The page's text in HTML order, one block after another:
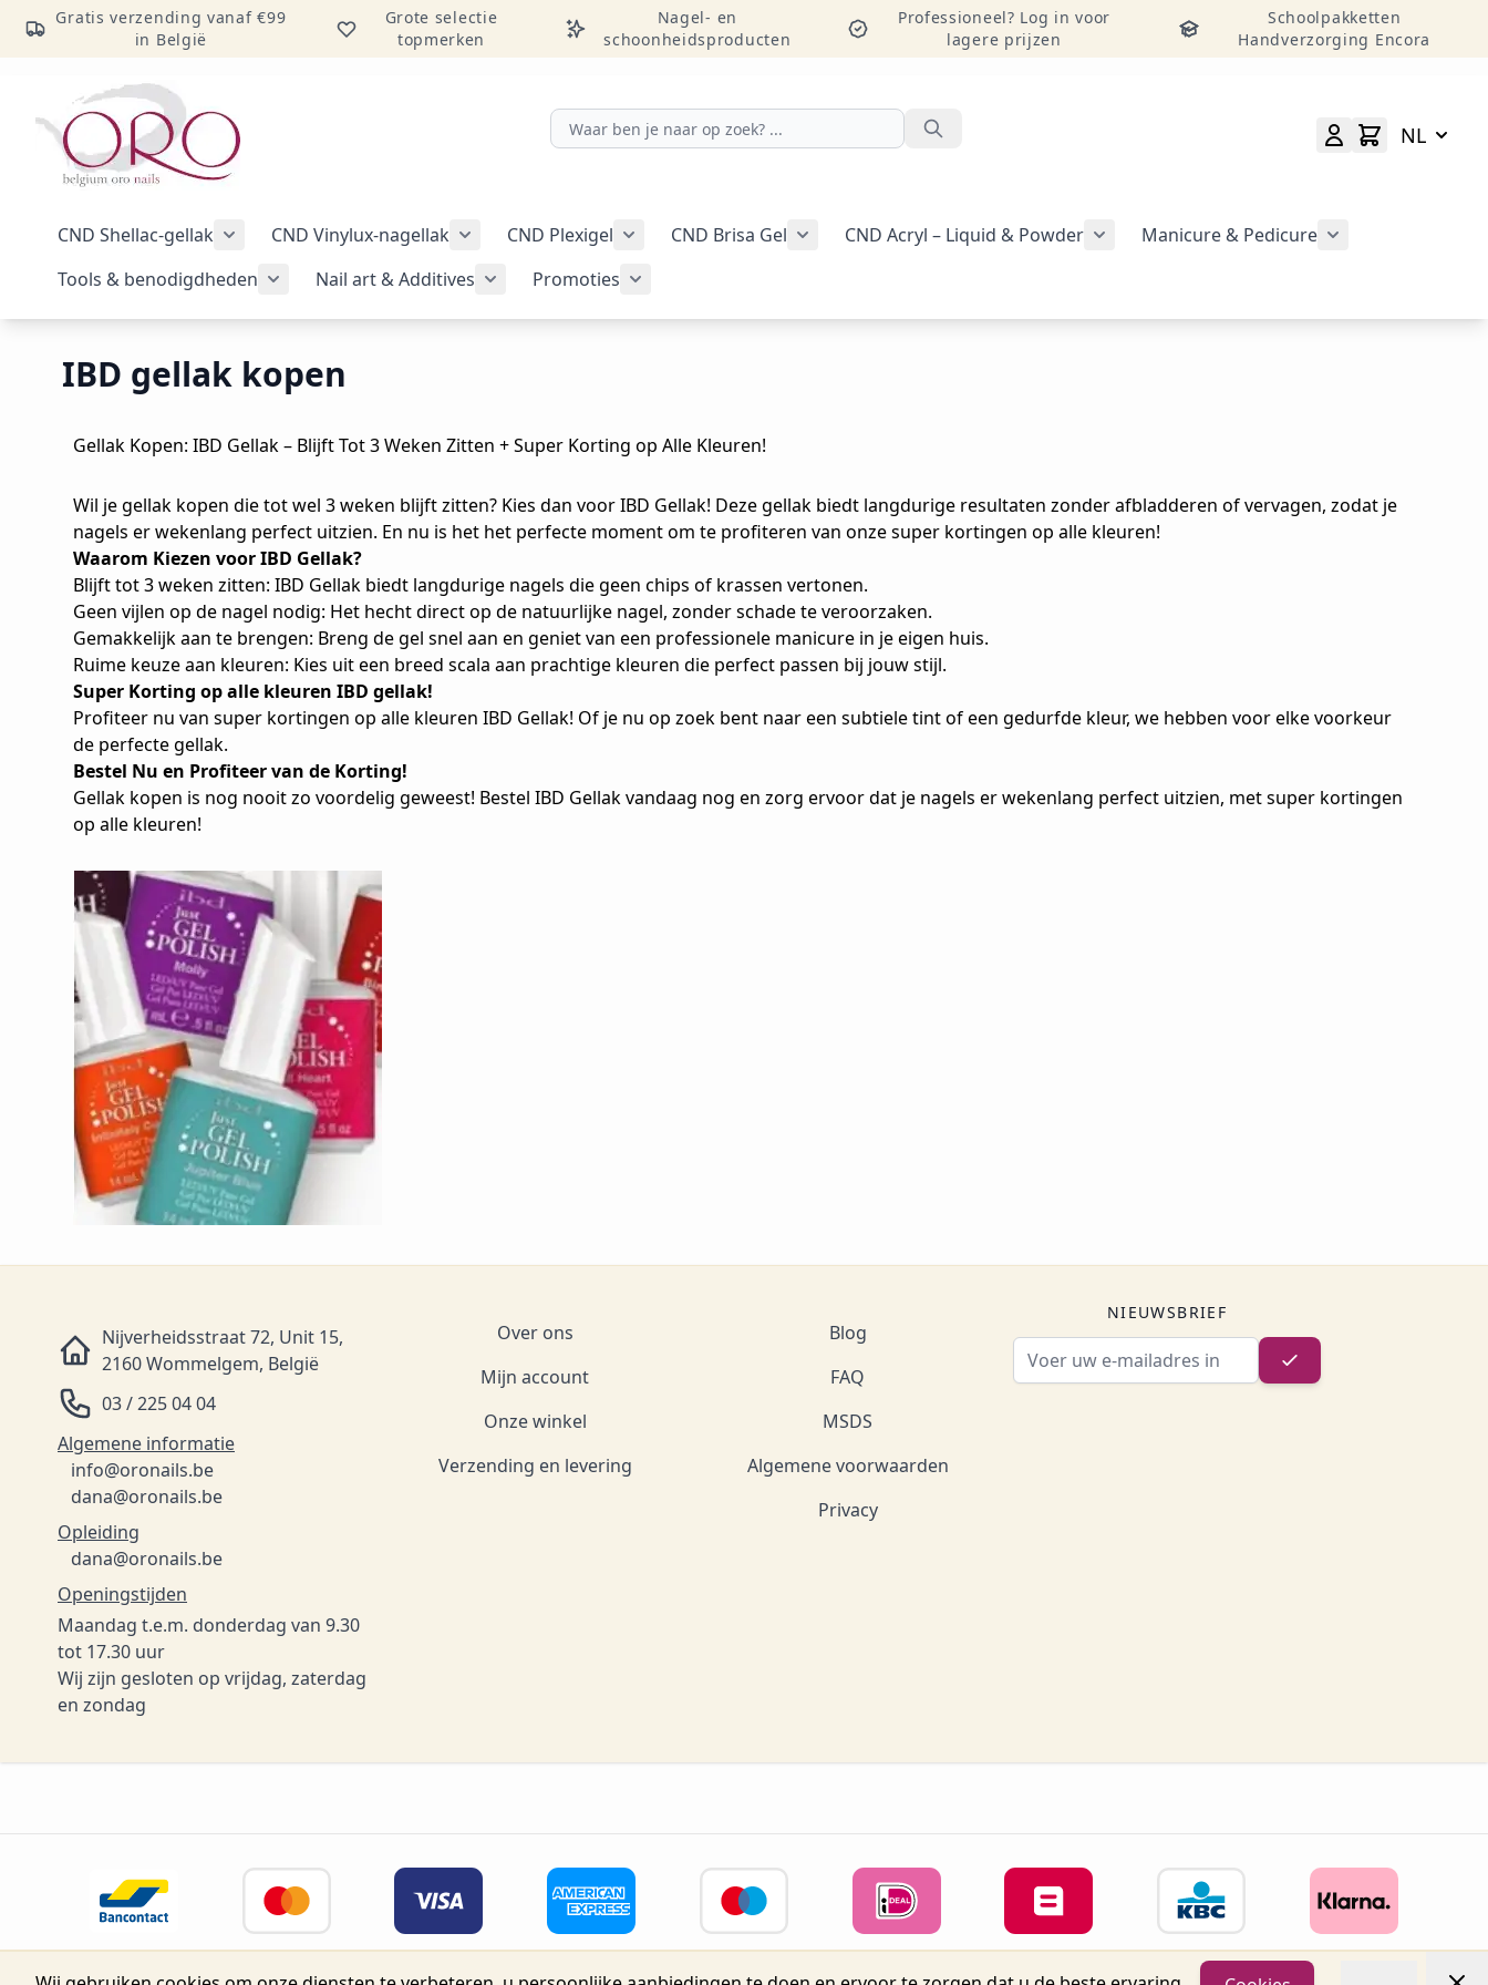
Gratis verzending vanaf €99
in België
Grote selectie
topmerken
Nagel- en
schoonheidsproducten
Professioneel? Log in voor
lagere prijzen
Schoolpakketten
Handverzorging Encora
Ga naar inhoud
Zoeken
NL
CND Shellac-gellak
CND Vinylux-nagellak
CND Plexigel
CND Brisa Gel
CND Acryl – Liquid & Powder
Manicure & Pedicure
Tools & benodigdheden
Nail art & Additives
Promoties
IBD gellak kopen
Gellak Kopen: IBD Gellak – Blijft Tot 3 Weken Zitten + Super Korting op Alle Kleuren!
Wil je gellak kopen die tot wel 3 weken blijft zitten? Kies dan voor IBD Gellak! Deze gellak biedt langdurige resultaten zonder afbladderen of vervagen, zodat je
nagels er wekenlang perfect uitzien. En nu is het het perfecte moment om te profiteren van onze super kortingen op alle kleuren!
Waarom Kiezen voor IBD Gellak?
Blijft tot 3 weken zitten: IBD Gellak biedt langdurige nagels die geen chips of krassen vertonen.
Geen vijlen op de nagel nodig: Het hecht direct op de natuurlijke nagel, zonder schade te veroorzaken.
Gemakkelijk aan te brengen: Breng de gel snel aan en geniet van een professionele manicure in je eigen huis.
Ruime keuze aan kleuren: Kies uit een breed scala aan prachtige kleuren die perfect passen bij jouw stijl.
Super Korting op alle kleuren IBD gellak!
Profiteer nu van super kortingen op alle kleuren IBD Gellak! Of je nu op zoek bent naar een subtiele tint of een gedurfde kleur, we hebben voor elke voorkeur
de perfecte gellak.
Bestel Nu en Profiteer van de Korting!
Gellak kopen is nog nooit zo voordelig geweest! Bestel IBD Gellak vandaag nog en zorg ervoor dat je nagels er wekenlang perfect uitzien, met super kortingen
op alle kleuren!
Nijverheidsstraat 72, Unit 15,
2160 Wommelgem, België
03 / 225 04 04
Algemene informatie
info@oronails.be
dana@oronails.be
Opleiding
dana@oronails.be
Openingstijden
Maandag t.e.m. donderdag van 9.30
tot 17.30 uur
Wij zijn gesloten op vrijdag, zaterdag
en zondag
Over ons
Mijn account
Onze winkel
Verzending en levering
Blog
FAQ
MSDS
Algemene voorwaarden
Privacy
NIEUWSBRIEF
E-mailadres